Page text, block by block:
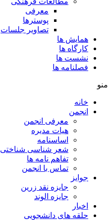
معرفی
پوسترها
تصاویر جلسات
همایش ها
کارگاه ها
نشست ها
فصلنامه ها
منو
خانه
انجمن
معرفی انجمن
هیات مدیره
اساسنامه
شعر شناسی شناختی
تفاهم نامه ها
تماس با انجمن
جوایز
جایزه نقد زرین
جایزه الوند
اخبار
حلقه های دانشجویی